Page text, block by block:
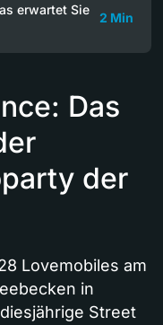
erwartet Sie
2 Min
Das
der
Lovemobiles am
in
Street